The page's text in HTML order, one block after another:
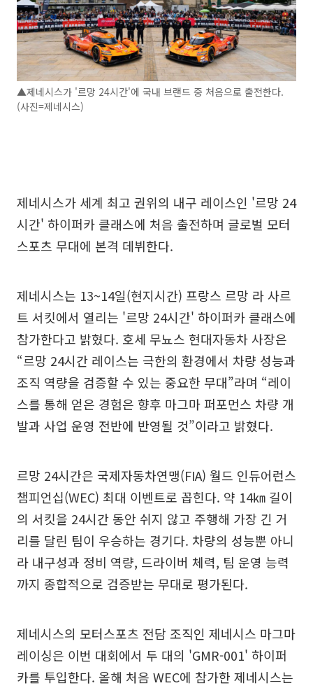
▲제네시스가 '르망 24시간'에 국내 브랜드 중 처음으로 출전한다.
(사진=제네시스)
제네시스가 세계 최고 권위의 내구 레이스인 '르망 24
시간' 하이퍼카 클래스에 처음 출전하며 글로벌 모터
스포츠 무대에 본격 데뷔한다.
제네시스는 13~14일(현지시간) 프랑스 르망 라 사르
트 서킷에서 열리는 '르망 24시간' 하이퍼카 클래스에
참가한다고 밝혔다. 호세 무뇨스 현대자동차 사장은
“르망 24시간 레이스는 극한의 환경에서 차량 성능과
조직 역량을 검증할 수 있는 중요한 무대”라며 “레이
스를 통해 얻은 경험은 향후 마그마 퍼포먼스 차량 개
발과 사업 운영 전반에 반영될 것”이라고 밝혔다.
르망 24시간은 국제자동차연맹(FIA) 월드 인듀어런스
챔피언십(WEC) 최대 이벤트로 꼽힌다. 약 14㎞ 길이
의 서킷을 24시간 동안 쉬지 않고 주행해 가장 긴 거
리를 달린 팀이 우승하는 경기다. 차량의 성능뿐 아니
라 내구성과 정비 역량, 드라이버 체력, 팀 운영 능력
까지 종합적으로 검증받는 무대로 평가된다.
제네시스의 모터스포츠 전담 조직인 제네시스 마그마
레이싱은 이번 대회에서 두 대의 'GMR-001' 하이퍼
카를 투입한다. 올해 처음 WEC에 참가한 제네시스는